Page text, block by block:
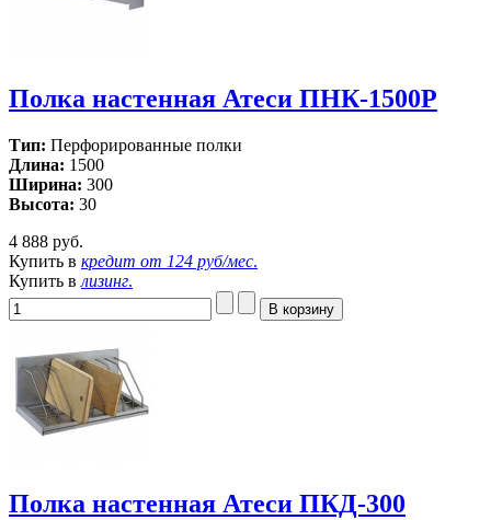
Полка настенная Атеси ПНК-1500Р
Тип: Перфорированные полки
Длина: 1500
Ширина: 300
Высота: 30
4 888 руб.
Купить в кредит от 124 руб/мес.
Купить в лизинг.
Полка настенная Атеси ПКД-300